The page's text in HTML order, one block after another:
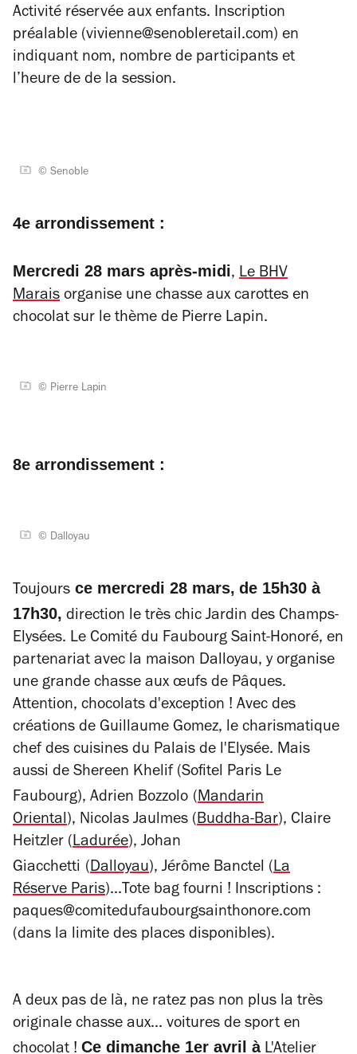
Activité réservée aux enfants. Inscription
préalable (vivienne@senobleretail.com) en
indiquant nom, nombre de participants et
l’heure de de la session.
© Senoble
4e arrondissement :
Mercredi 28 mars après-midi, Le BHV
Marais organise une chasse aux carottes en
chocolat sur le thème de Pierre Lapin.
© Pierre Lapin
8e arrondissement :
© Dalloyau
Toujours ce mercredi 28 mars, de 15h30 à
17h30, direction le très chic Jardin des Champs-
Elysées. Le Comité du Faubourg Saint-Honoré, en
partenariat avec la maison Dalloyau, y organise
une grande chasse aux œufs de Pâques.
Attention, chocolats d'exception ! Avec des
créations de Guillaume Gomez, le charismatique
chef des cuisines du Palais de l'Elysée. Mais
aussi de Shereen Khelif (Sofitel Paris Le
Faubourg), Adrien Bozzolo (Mandarin
Oriental), Nicolas Jaulmes (Buddha-Bar), Claire
Heitzler (Ladurée), Johan
Giacchetti (Dalloyau), Jérôme Banctel (La
Réserve Paris)... Tote bag fourni ! Inscriptions :
paques@comitedufaubourgsainthonore.com
(dans la limite des places disponibles).
A deux pas de là, ne ratez pas non plus la très
originale chasse aux... voitures de sport en
chocolat ! Ce dimanche 1er avril àL'Atelier